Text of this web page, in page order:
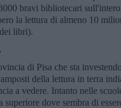
bravi bibliotecari
la lettura di almeno 10
libri).
di Pisa che sta
della lettura in terra
a vedere. Intanto nelle
dove sembra di